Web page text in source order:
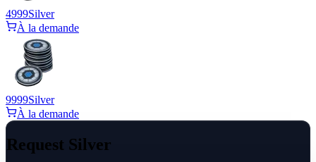
4999Silver
À la demande
9999Silver
À la demande
Request Silver